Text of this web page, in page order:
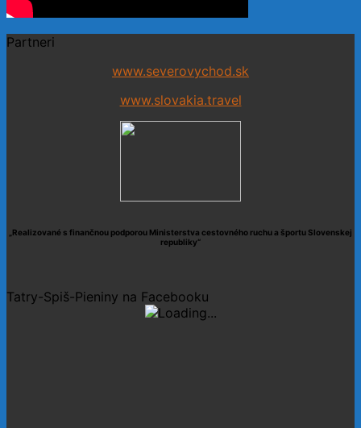
Partneri
www.severovychod.sk
www.slovakia.travel
„Realizované s finančnou podporou Ministerstva cestovného ruchu a športu Slovenskej
republiky“
Tatry-Spiš-Pieniny na Facebooku